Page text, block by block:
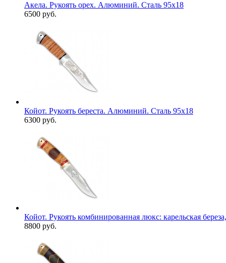
Акела. Рукоять орех. Алюминий. Сталь 95х18
6500 руб.
Койот. Рукоять береста. Алюминий. Сталь 95х18
6300 руб.
Койот. Рукоять комбинированная люкс: карельская
8800 руб.